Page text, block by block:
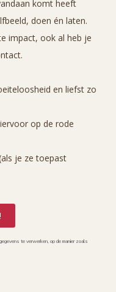
komt heeft
doen én laten.
impact, ook al heb je
en liefst zo
op de rode
je ze toepast
te verwerken, op de manier zoals